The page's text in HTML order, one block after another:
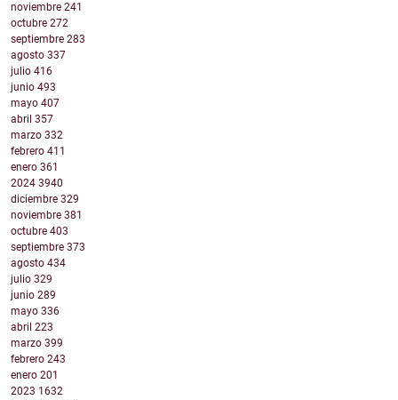
noviembre 241
octubre 272
septiembre 283
agosto 337
julio 416
junio 493
mayo 407
abril 357
marzo 332
febrero 411
enero 361
2024 3940
diciembre 329
noviembre 381
octubre 403
septiembre 373
agosto 434
julio 329
junio 289
mayo 336
abril 223
marzo 399
febrero 243
enero 201
2023 1632